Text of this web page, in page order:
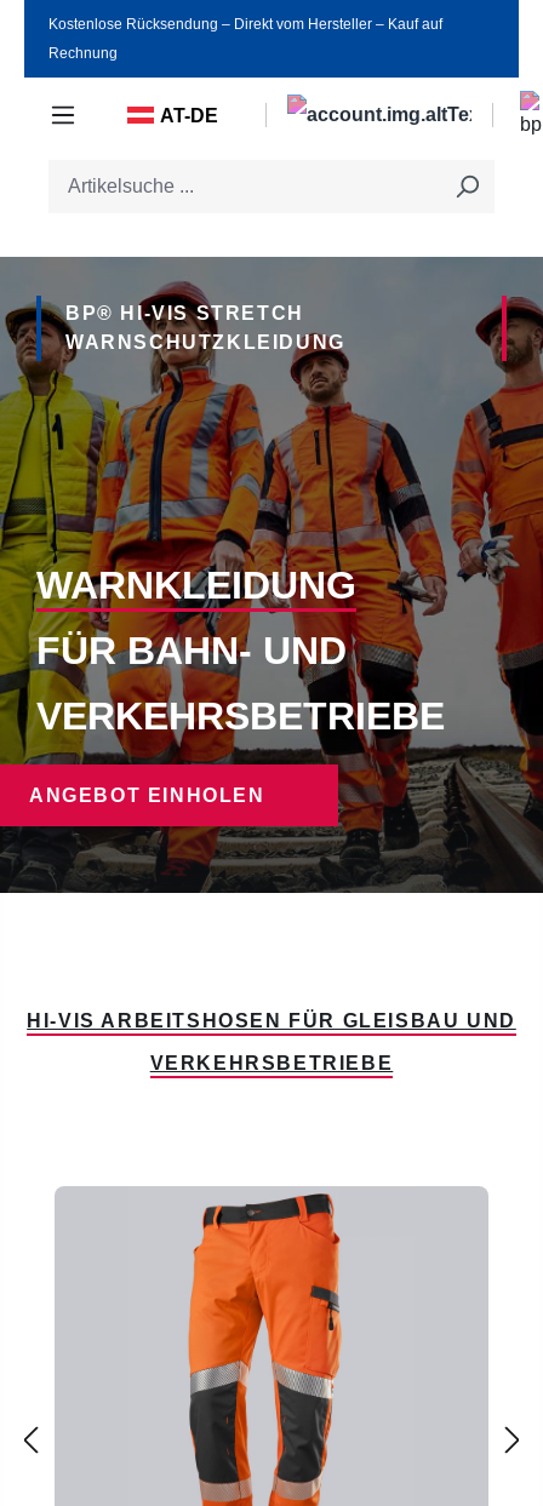
Zum Hauptinhalt springen
Kostenlose Rücksendung ‒ Direkt vom Hersteller ‒ Kauf auf
Rechnung
AT-DE
BP® HI-VIS STRETCH
WARNSCHUTZKLEIDUNG
WARNKLEIDUNG
FÜR BAHN- UND
VERKEHRSBETRIEBE
ANGEBOT EINHOLEN
HI-VIS ARBEITSHOSEN FÜR GLEISBAU UND
VERKEHRSBETRIEBE